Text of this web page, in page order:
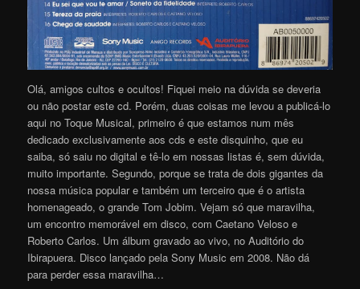
Olá, amigos cultos e ocultos! Fiquei meio na dúvida se deveria
ou não postar este cd. Porém, duas coisas me levou a publicá-lo
aqui no Toque Musical, primeiro é que estamos num mês
dedicado exclusivamente aos cds e este disquinho, que eu
saiba, só saiu no digital e tê-lo em nossas listas é, sem dúvida,
muito importante. Segundo, porque se trata de dois gigantes da
nossa música popular e também um terceiro que é o artista
homenageado, o grande Tom Jobim. Vejam só que maravilha,
um encontro memorável em disco, com Caetano Veloso e
Roberto Carlos. Um álbum gravado ao vivo, no Auditório do
Ibirapuera. Disco lançado pela Sony Music em 2008. Não dá
para perder essa maravilha…